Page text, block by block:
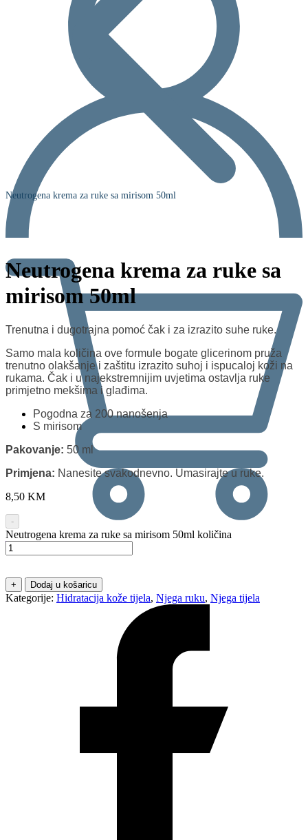
0
Neutrogena krema za ruke sa mirisom 50ml
Neutrogena krema za ruke sa
mirisom 50ml
Trenutna i dugotrajna pomoć čak i za izrazito suhe ruke.
Samo mala količina ove formule bogate glicerinom pruža
trenutno olakšanje i zaštitu izrazito suhoj i ispucaloj koži na
rukama. Čak i u najekstremnijim uvjetima ostavlja ruke
primjetno mekšima i glađima.
Pogodna za 200 nanošenja
S mirisom
Pakovanje: 50 ml
Primjena: Nanesite svakodnevno. Umasirajte u ruke.
8,50 KM
-
Neutrogena krema za ruke sa mirisom 50ml količina
+ Dodaj u košaricu
Kategorije: Hidratacija kože tijela, Njega ruku, Njega tijela